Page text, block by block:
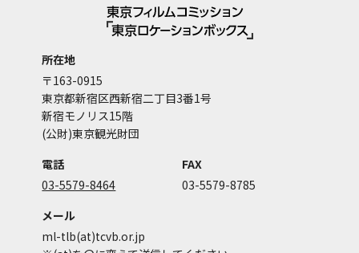
所在地
〒163-0915
東京都新宿区西新宿二丁目3番1号
新宿モノリス15階
(公財)東京観光財団
電話
03-5579-8464
FAX
03-5579-8785
メール
ml-tlb(at)tcvb.or.jp